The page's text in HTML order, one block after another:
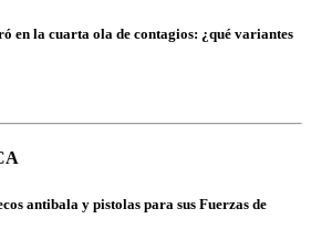
en la cuarta ola de contagios: ¿qué variantes
antibala y pistolas para sus Fuerzas de